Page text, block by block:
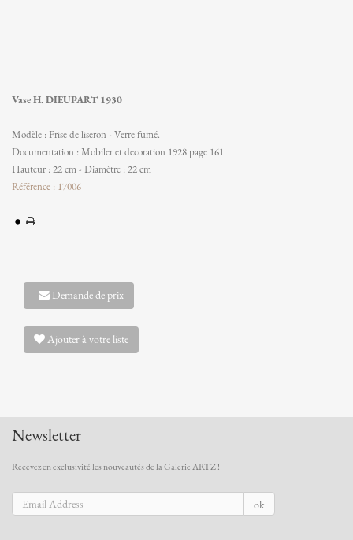
Vase H. DIEUPART 1930
Modèle : Frise de liseron - Verre fumé.
Documentation : Mobiler et decoration 1928 page 161
Hauteur : 22 cm - Diamètre : 22 cm
Référence : 17006
Demande de prix
Ajouter à votre liste
Newsletter
Recevez en exclusivité les nouveautés de la Galerie ARTZ !
ok